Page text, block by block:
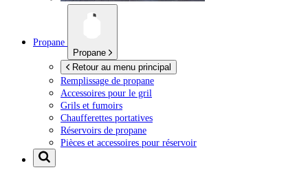
Propane
Propane
Retour au menu principal
Remplissage de propane
Accessoires pour le gril
Grils et fumoirs
Chaufferettes portatives
Réservoirs de propane
Pièces et accessoires pour réservoir